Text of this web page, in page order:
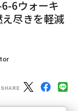
6ウォーキ
尽きを軽減